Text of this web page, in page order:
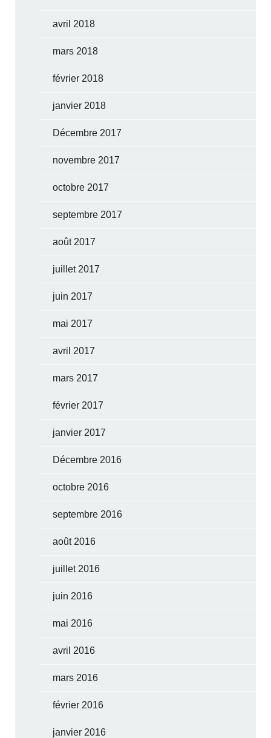
avril 2018
mars 2018
février 2018
janvier 2018
Décembre 2017
novembre 2017
octobre 2017
septembre 2017
août 2017
juillet 2017
juin 2017
mai 2017
avril 2017
mars 2017
février 2017
janvier 2017
Décembre 2016
octobre 2016
septembre 2016
août 2016
juillet 2016
juin 2016
mai 2016
avril 2016
mars 2016
février 2016
janvier 2016